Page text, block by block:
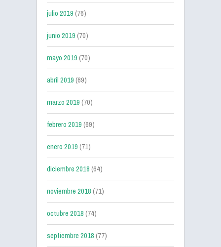
julio 2019(76)
junio 2019(70)
mayo 2019(70)
abril 2019(69)
marzo 2019(70)
febrero 2019(69)
enero 2019(71)
diciembre 2018(64)
noviembre 2018(71)
octubre 2018(74)
septiembre 2018(77)